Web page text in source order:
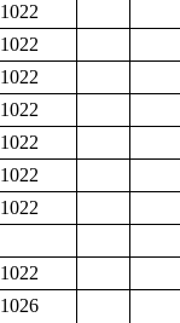
1022
1022
1022
1022
1022
1022
1022
1022
1026